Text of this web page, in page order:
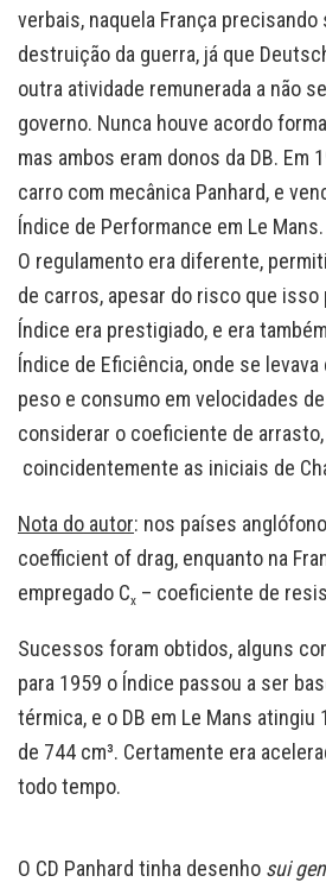
verbais, naquela França precisando
destruição da guerra, já que
outra atividade remunerada a não
governo. Nunca houve acordo
mas ambos eram donos da DB. Em
carro com mecânica Panhard, e
Índice de Performance em Le Mans.
O regulamento era diferente,
de carros, apesar do risco que
Índice era prestigiado, e era
Índice de Eficiência, onde se
peso e consumo em velocidades
considerar o coeficiente de arrasto,
coincidentemente as iniciais de
Nota do autor: nos países
coefficient of drag, enquanto na
empregado Cx – coeficiente de
Sucessos foram obtidos, alguns
para 1959 o Índice passou a ser
térmica, e o DB em Le Mans
de 744 cm³. Certamente era
todo tempo.
O CD Panhard tinha desenho sui